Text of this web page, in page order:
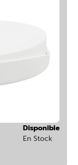
Disponible
En Stock